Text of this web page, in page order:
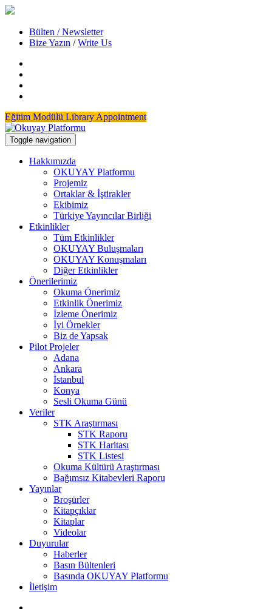
Bülten / Newsletter
Bize Yazın /Write Us
Eğitim Modülü Library Appointment
Toggle navigation
Hakkımızda
OKUYAY Platformu
Projemiz
Ortaklar & İştirakler
Ekibimiz
Türkiye Yayıncılar Birliği
Etkinlikler
Tüm Etkinlikler
OKUYAY Buluşmaları
OKUYAY Konuşmaları
Diğer Etkinlikler
Önerilerimiz
Okuma Önerimiz
Etkinlik Önerimiz
İzleme Önerimiz
İyi Örnekler
Biz de Yapsak
Pilot Projeler
Adana
Ankara
İstanbul
Konya
Sesli Okuma Günü
Veriler
STK Araştırması
STK Raporu
STK Haritası
STK Listesi
Okuma Kültürü Araştırması
Bağımsız Kitabevleri Raporu
Yayınlar
Broşürler
Kitapçıklar
Kitaplar
Videolar
Duyurular
Haberler
Basın Bültenleri
Basında OKUYAY Platformu
İletişim